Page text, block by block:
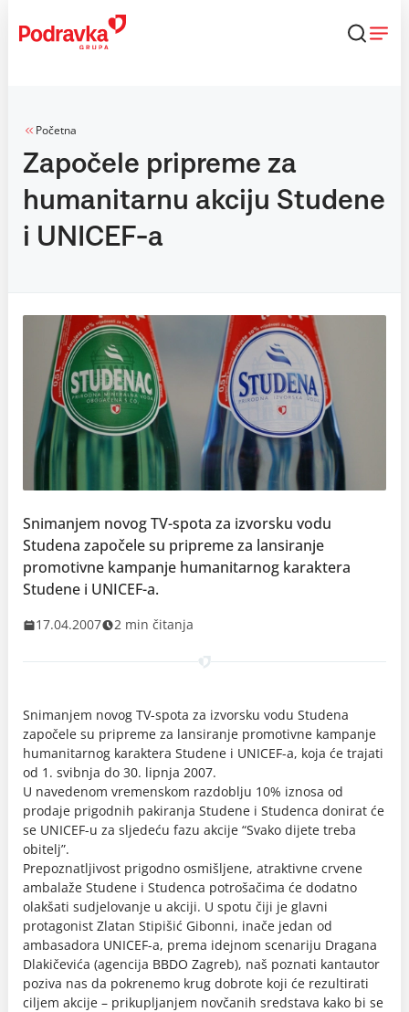
content
Početna
Započele pripreme za
humanitarnu akciju Studene
i UNICEF-a
Snimanjem novog TV-spota za izvorsku vodu
Studena započele su pripreme za lansiranje
promotivne kampanje humanitarnog karaktera
Studene i UNICEF-a.
17.04.2007 2 min čitanja
Snimanjem novog TV-spota za izvorsku vodu Studena
započele su pripreme za lansiranje promotivne kampanje
humanitarnog karaktera Studene i UNICEF-a, koja će trajati
od 1. svibnja do 30. lipnja 2007.
U navedenom vremenskom razdoblju 10% iznosa od
prodaje prigodnih pakiranja Studene i Studenca donirat će
se UNICEF-u za sljedeću fazu akcije “Svako dijete treba
obitelj”.
Prepoznatljivost prigodno osmišljene, atraktivne crvene
ambalaže Studene i Studenca potrošačima će dodatno
olakšati sudjelovanje u akciji. U spotu čiji je glavni
protagonist Zlatan Stipišić Gibonni, inače jedan od
ambasadora UNICEF-a, prema idejnom scenariju Dragana
Dlakičevića (agencija BBDO Zagreb), naš poznati kantautor
poziva nas da pokrenemo krug dobrote koji će rezultirati
ciljem akcije – prikupljanjem novčanih sredstava kako bi se